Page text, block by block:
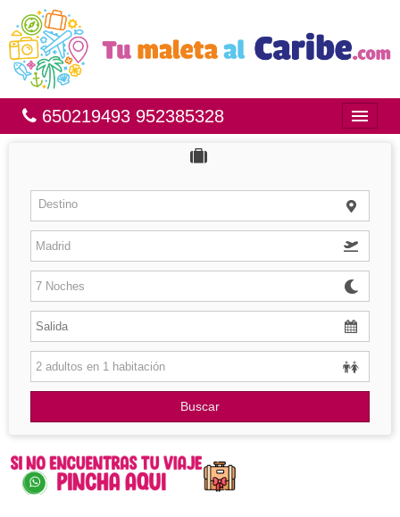
650219493 952385328
Bahía Príncipe
México
República Dominicana
Brasil
Islas
Hoteles
Destino
Buscar